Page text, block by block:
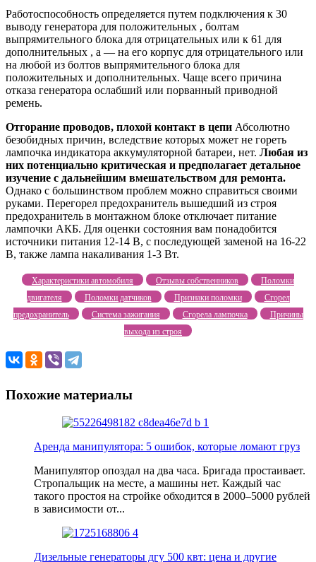
Работоспособность определяется путем подключения к 30
выводу генератора для положительных , болтам
выпрямительного блока для отрицательных или к 61 для
дополнительных , а — на его корпус для отрицательного или
на любой из болтов выпрямительного блока для
положительных и дополнительных. Чаще всего причина
отказа генератора ослабший или порванный приводной
ремень.
Отгорание проводов, плохой контакт в цепи Абсолютно
безобидных причин, вследствие которых может не гореть
лампочка индикатора аккумуляторной батареи, нет. Любая из
них потенциально критическая и предполагает детальное
изучение с дальнейшим вмешательством для ремонта.
Однако с большинством проблем можно справиться своими
руками. Перегорел предохранитель вышедший из строя
предохранитель в монтажном блоке отключает питание
лампочки АКБ. Для оценки состояния вам понадобится
источники питания 12-14 В, с последующей заменой на 16-22
В, также лампа накаливания 1-3 Вт.
Характеристики автомобиля Отзывы собственников
Поломки
двигателя
Поломки датчиков Признаки поломки
Сгорел
предохранитель
Система зажигания Сгорела лампочка
Причины
выхода из строя
Похожие материалы
Аренда манипулятора: 5 ошибок, которые ломают груз
Манипулятор опоздал на два часа. Бригада простаивает.
Стропальщик на месте, а машины нет. Каждый час
такого простоя на стройке обходится в 2000–5000 рублей
в зависимости от...
Дизельные генераторы дгу 500 квт: цена и другие